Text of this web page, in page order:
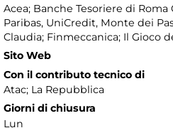
Acea; Banche Tesoriere di
Paribas, UniCredit, Monte dei
Claudia; Finmeccanica; Il Gioco
Sito Web
Con il contributo tecnico di
Atac; La Repubblica
Giorni di chiusura
Lun